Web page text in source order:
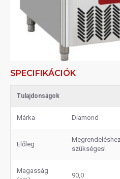
SPECIFIKÁCIÓK
Tulajdonságok
Márka Diamond
Előleg
szükséges!
Magasság
90,0